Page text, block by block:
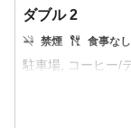
ダブル 2
禁煙 食事なし